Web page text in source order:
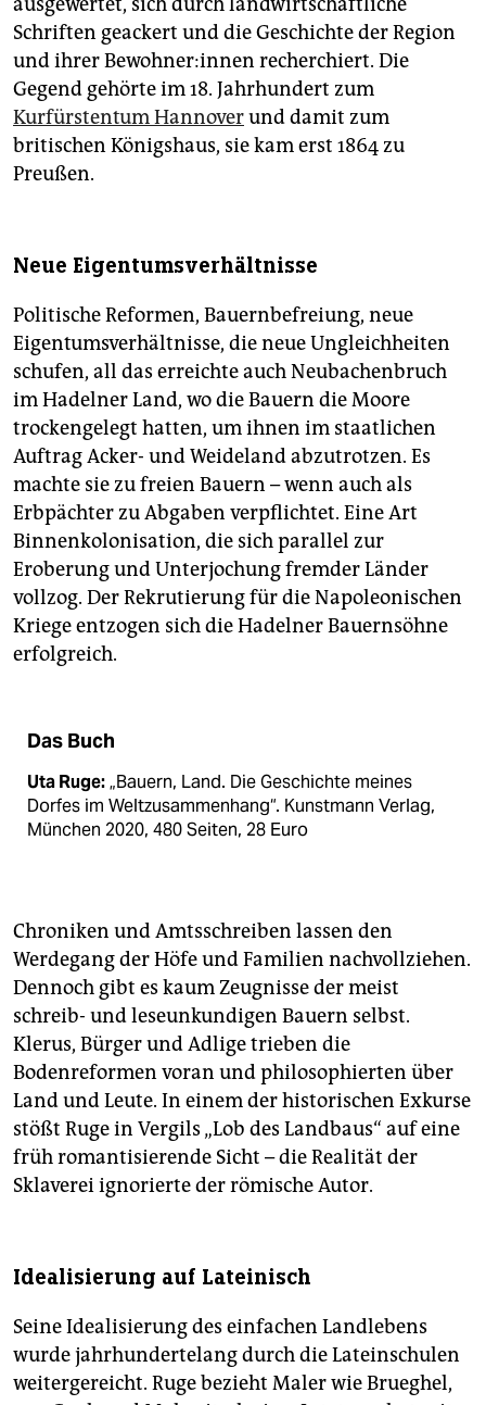
Schriften geackert und die Geschichte der Region
und ihrer Be­woh­ne­r:in­nen recherchiert. Die
Gegend gehörte im 18. Jahrhundert zum
Kurfürstentum Hannoverund damit zum
britischen Königshaus, sie kam erst 1864 zu
Preußen.
Neue Eigentumsverhältnisse
Politische Reformen, Bauernbefreiung, neue
Eigentumsverhältnisse, die neue Ungleichheiten
schufen, all das erreichte auch Neubachenbruch
im Hadelner Land, wo die Bauern die Moore
trockengelegt hatten, um ihnen im staatlichen
Auftrag Acker- und Weideland abzutrotzen. Es
machte sie zu freien Bauern – wenn auch als
Erbpächter zu Abgaben verpflichtet. Eine Art
Binnenkolonisation, die sich parallel zur
Eroberung und Unterjochung fremder Länder
vollzog. Der Rekrutierung für die Napoleonischen
Kriege entzogen sich die Hadelner Bauernsöhne
erfolgreich.
Das Buch
Uta Ruge:„Bauern, Land. Die Geschichte meines
Dorfes im Weltzusammenhang“. Kunstmann Verlag,
München 2020, 480 Seiten, 28 Euro
Chroniken und Amtsschreiben lassen den
Werdegang der Höfe und Familien nachvollziehen.
Dennoch gibt es kaum Zeugnisse der meist
schreib- und leseunkundigen Bauern selbst.
Klerus, Bürger und Adlige trieben die
Bodenreformen voran und philosophierten über
Land und Leute. In einem der historischen Exkurse
stößt Ruge in Vergils „Lob des Landbaus“ auf eine
früh romantisierende Sicht – die Realität der
Sklaverei ignorierte der römische Autor.
Idealisierung auf Lateinisch
Seine Idealisierung des einfachen Landlebens
wurde jahrhundertelang durch die Lateinschulen
weitergereicht. Ruge bezieht Maler wie Brueghel,